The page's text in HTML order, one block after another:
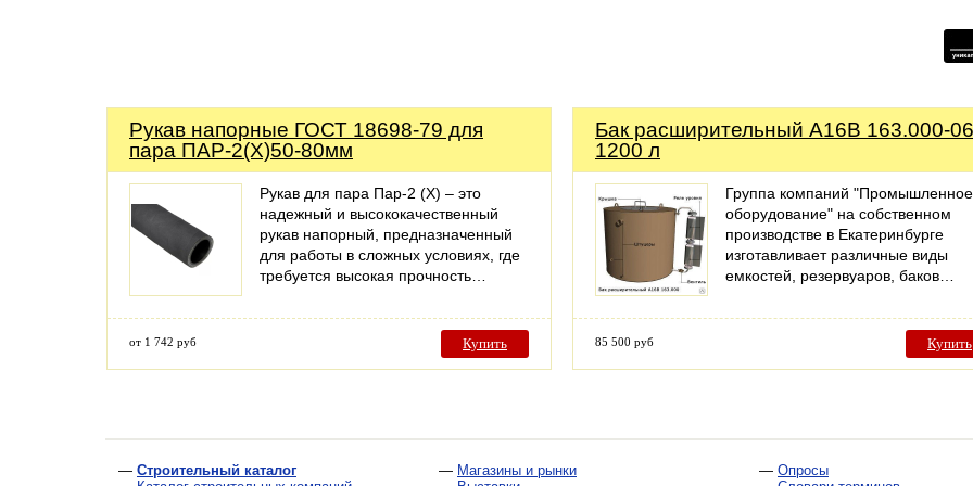
Рукав напорные ГОСТ 18698-79 для
пара ПАР-2(Х)50-80мм
Рукав для пара Пар-2 (X) – это
надежный и высококачественный
рукав напорный, предназначенный
для работы в сложных условиях, где
требуется высокая прочность…
от 1 742 руб Купить
Бак расширительный А16В 163.000-06
1200 л
Группа компаний "Промышленное
оборудование" на собственном
производстве в Екатеринбурге
изготавливает различные виды
емкостей, резервуаров, баков…
85 500 руб Купить
— Строительный каталог
— Магазины и рынки
— Опросы